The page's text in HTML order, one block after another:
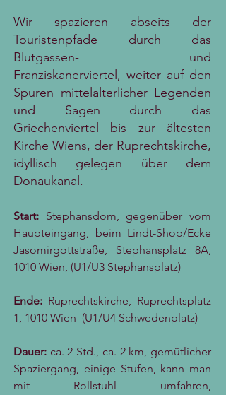
Wir spazieren abseits der
Touristenpfade durch das
Blutgassen- und
Franziskanerviertel, weiter auf den
Spuren mittelalterlicher Legenden
und Sagen durch das
Griechenviertel bis zur ältesten
Kirche Wiens, der Ruprechtskirche,
idyllisch gelegen über dem
Donaukanal.
Start: Stephansdom, gegenüber vom
Haupteingang, beim Lindt-Shop/Ecke
Jasomirgottstraße, Stephansplatz 8A,
1010 Wien, (U1/U3 Stephansplatz)
Ende: Ruprechtskirche, Ruprechtsplatz
1, 1010 Wien (U1/U4 Schwedenplatz)
Dauer: ca. 2 Std., ca. 2 km, gemütlicher
Spaziergang, einige Stufen, kann man
mit Rollstuhl umfahren,